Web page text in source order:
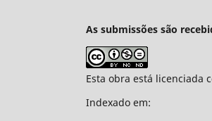
As submissões são
Esta obra está licenciada
Indexado em: